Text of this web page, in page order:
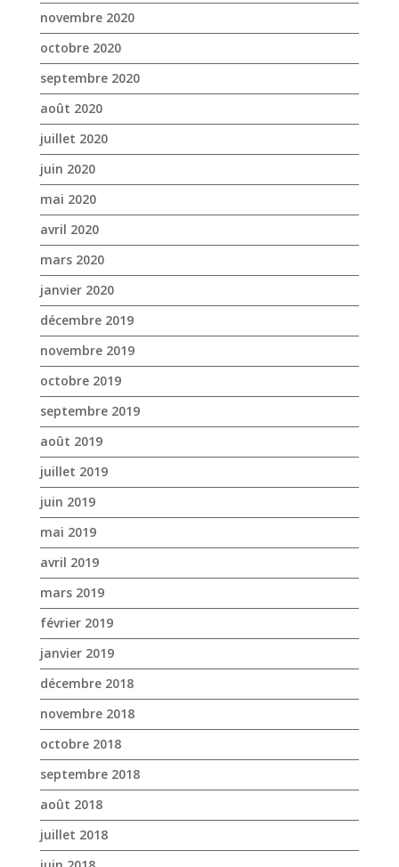
novembre 2020
octobre 2020
septembre 2020
août 2020
juillet 2020
juin 2020
mai 2020
avril 2020
mars 2020
janvier 2020
décembre 2019
novembre 2019
octobre 2019
septembre 2019
août 2019
juillet 2019
juin 2019
mai 2019
avril 2019
mars 2019
février 2019
janvier 2019
décembre 2018
novembre 2018
octobre 2018
septembre 2018
août 2018
juillet 2018